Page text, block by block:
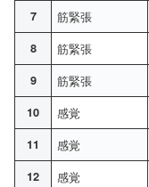
7 筋緊張
8 筋緊張
9 筋緊張
10 感覚
11 感覚
12 感覚